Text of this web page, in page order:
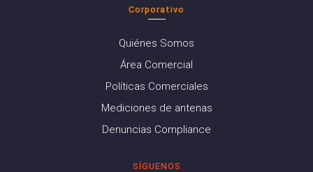
Corporativo
Quiénes Somos
Área Comercial
Políticas Comerciales
Mediciones de antenas
Denuncias Compliance
SÍGUENOS